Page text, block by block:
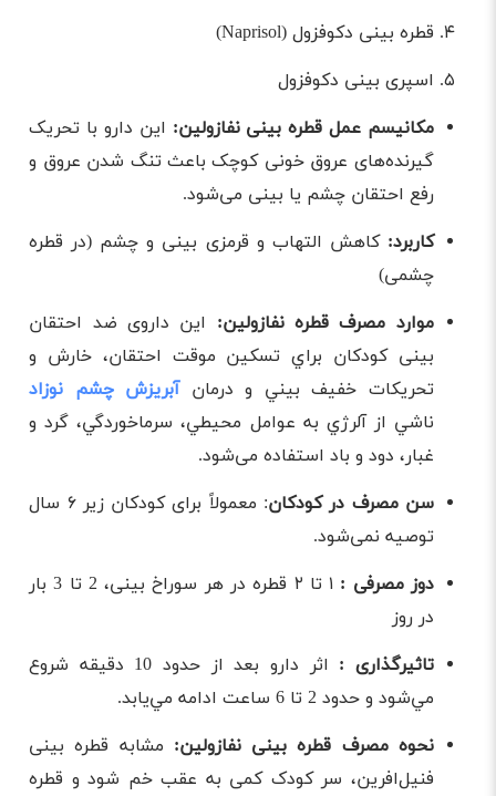
قطره بینی دکوفزول (Naprisol)
اسپری بینی دکوفزول
مکانیسم عمل قطره بینی نفازولین: این دارو با تحریک
گیرنده‌های عروق خونی کوچک باعث تنگ شدن عروق و
رفع احتقان چشم يا بينی می‌شود.
کاربرد: کاهش التهاب و قرمزی بینی و چشم (در قطره
چشمی)
موارد مصرف قطره نفازولین: این داروی ضد احتقان
بینی کودکان براي تسكين موقت احتقان، خارش و
تحريكات خفيف بيني و درمانآبریزش چشم نوزاد
ناشي از آلرژي به عوامل محيطي، سرماخوردگي، گرد و
غبار، دود و باد استفاده می‌شود.
سن مصرف در کودکان
: معمولاً برای کودکان زیر ۶ سال
توصیه نمی‌شود.
دوز مصرفی :
۱ تا ۲ قطره در هر سوراخ بینی، 2 تا 3 بار
در روز
تاثیرگذاری :
اثر دارو بعد از حدود 10 دقيقه شروع
مي‌شود و حدود 2 تا 6 ساعت ادامه مي‌يابد.
نحوه مصرف قطره بینی نفازولین: مشابه قطره بینی
فنیل‌افرین، سر کودک کمی به عقب خم شود و قطره